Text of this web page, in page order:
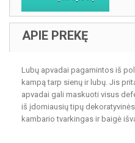
APIE PREKĘ
Lubų apvadai pagamintos iš
kampą tarp sienų ir lubų. Jis
apvadai gali maskuoti visus
iš įdomiausių tipų
kambario tvarkingas ir baigė